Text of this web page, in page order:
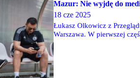
Mazur: Nie wyjdę do
18 cze 2025
Łukasz Olkowicz z
Warszawa. W pierwszej